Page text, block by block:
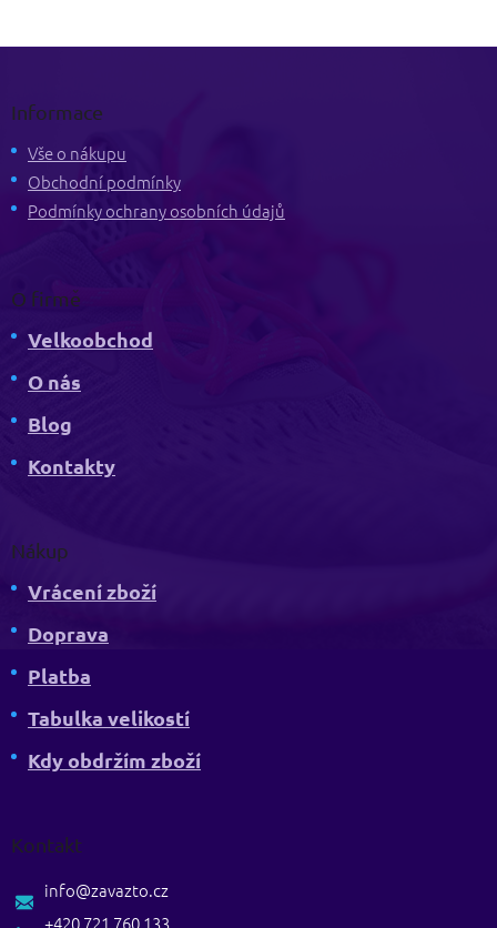
Informace
Vše o nákupu
Obchodní podmínky
Podmínky ochrany osobních údajů
O firmě
Velkoobchod
O nás
Blog
Kontakty
Nákup
Vrácení zboží
Doprava
Platba
Tabulka velikostí
Kdy obdržím zboží
Kontakt
info@zavazto.cz